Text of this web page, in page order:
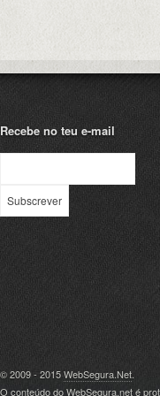
Recebe no teu e-mail
© 2009 - 2015WebSegura.Net.
O conteúdo do WebSegura.net é